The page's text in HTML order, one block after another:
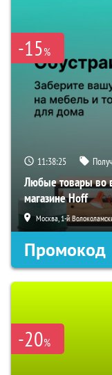
-15%
11:38:24
Любые товары во
магазине Hoff
Москва, 1-й
Промокод
-20%